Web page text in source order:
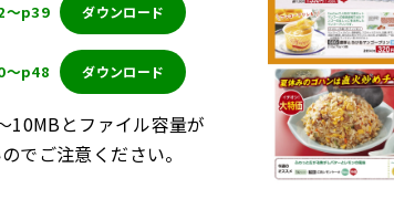
～p39 ダウンロード
～p48 ダウンロード
10MBとファイル容量が
でご注意ください。